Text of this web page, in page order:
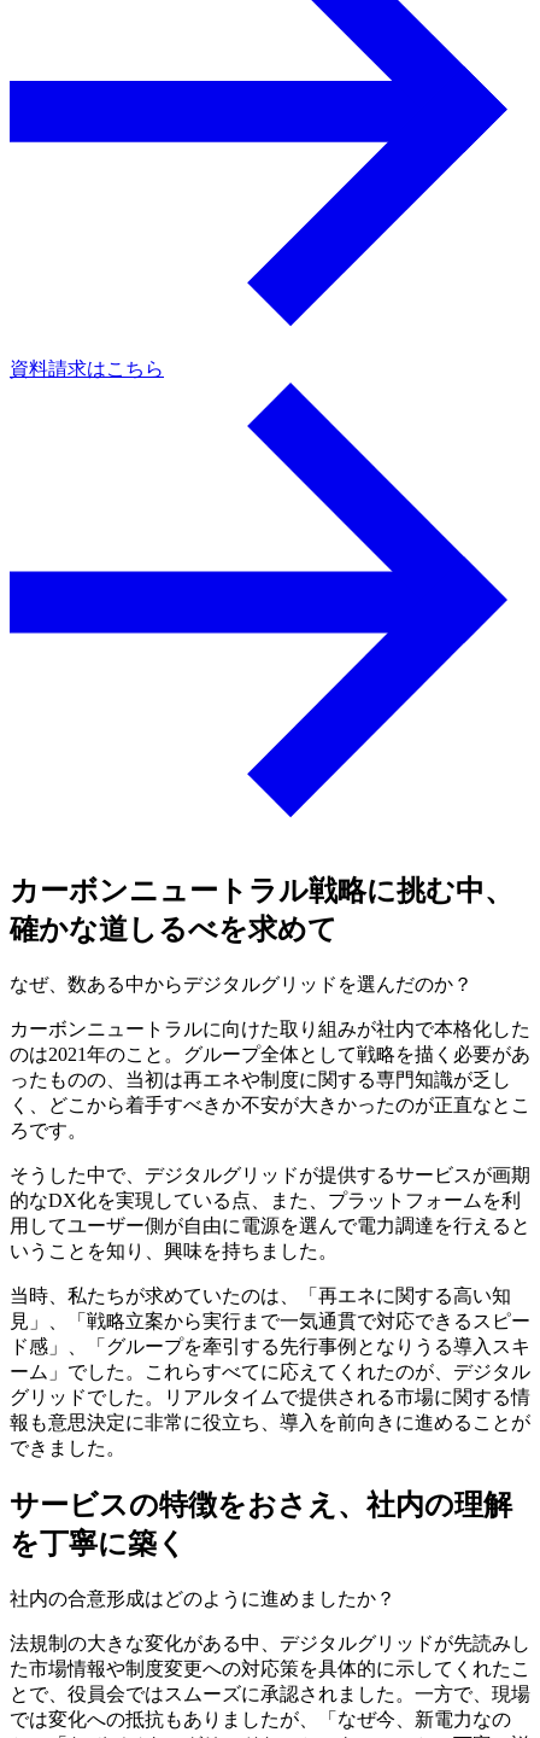
資料請求はこちら
カーボンニュートラル戦略に挑む中、
確かな道しるべを求めて
なぜ、数ある中からデジタルグリッドを選んだのか？
カーボンニュートラルに向けた取り組みが社内で本格化した
のは2021年のこと。グループ全体として戦略を描く必要があ
ったものの、当初は再エネや制度に関する専門知識が乏し
く、どこから着手すべきか不安が大きかったのが正直なとこ
ろです。
そうした中で、デジタルグリッドが提供するサービスが画期
的なDX化を実現している点、また、プラットフォームを利
用してユーザー側が自由に電源を選んで電力調達を行えると
いうことを知り、興味を持ちました。
当時、私たちが求めていたのは、「再エネに関する高い知
見」、「戦略立案から実行まで一気通貫で対応できるスピー
ド感」、「グループを牽引する先行事例となりうる導入スキ
ーム」でした。これらすべてに応えてくれたのが、デジタル
グリッドでした。リアルタイムで提供される市場に関する情
報も意思決定に非常に役立ち、導入を前向きに進めることが
できました。
サービスの特徴をおさえ、社内の理解
を丁寧に築く
社内の合意形成はどのように進めましたか？
法規制の大きな変化がある中、デジタルグリッドが先読みし
た市場情報や制度変更への対応策を具体的に示してくれたこ
とで、役員会ではスムーズに承認されました。一方で、現場
では変化への抵抗もありましたが、「なぜ今、新電力なの